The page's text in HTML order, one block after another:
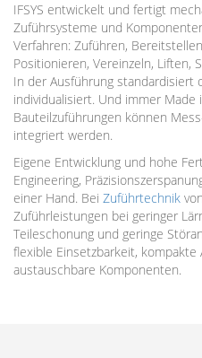
IFSYS entwickelt und fertigt
Zuführsysteme und
Verfahren: Zuführen,
Positionieren, Vereinzeln, Liften,
In der Ausführung standardisiert
individualisiert. Und immer Made
Bauteilzuführungen können
integriert werden.
Eigene Entwicklung und hohe
Engineering,
einer Hand. Bei Zuführtechnik
Zuführleistungen bei geringer
Teileschonung und geringe
flexible Einsetzbarkeit, kompakte
austauschbare Komponenten.